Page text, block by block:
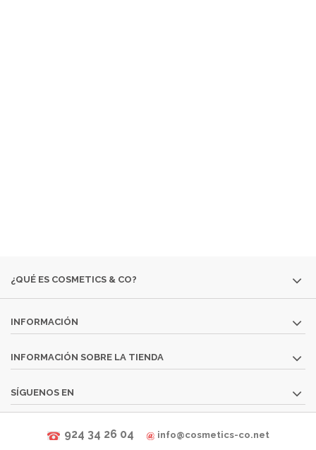
¿QUÉ ES COSMETICS & CO?
INFORMACIÓN
INFORMACIÓN SOBRE LA TIENDA
SÍGUENOS EN
924 34 26 04 info@cosmetics-co.net